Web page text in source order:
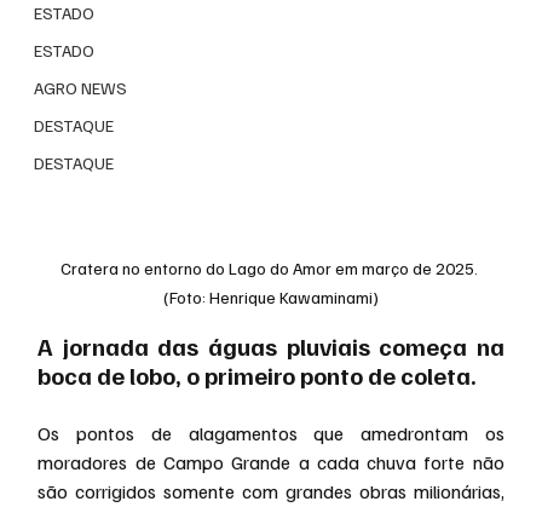
ESTADO
ESTADO
AGRO NEWS
DESTAQUE
DESTAQUE
Cratera no entorno do Lago do Amor em março de 2025.
(Foto: Henrique Kawaminami)
A jornada das águas pluviais começa na
boca de lobo, o primeiro ponto de coleta.
Os pontos de alagamentos que amedrontam os
moradores de Campo Grande a cada chuva forte não
são corrigidos somente com grandes obras milionárias,